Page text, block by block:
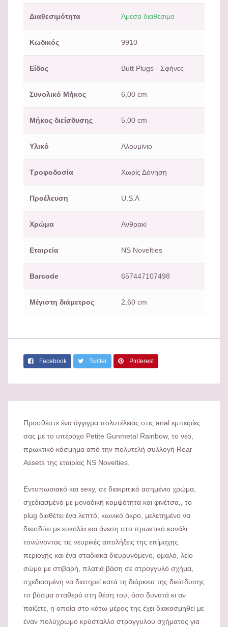
Διαθεσιμότητα Άμεσα διαθέσιμο
Κωδικός 9910
Είδος Butt Plugs - Σφήνες
Συνολικό Μήκος 6,00 cm
Μήκος διείσδυσης 5,00 cm
Υλικό Αλουμίνιο
Τροφοδοσία Χωρίς Δόνηση
Προέλευση U.S.A
Χρώμα Ανθρακί
Εταιρεία NS Novelties
Barcode 657447107498
Μέγιστη διάμετρος 2,60 cm
Facebook Twitter Pinterest
Προσθέστε ένα άγγιγμα πολυτέλειας στις anal εμπειρίες
σας με το υπέροχο Petite Gunmetal Rainbow, το νέο,
πρωκτικό κόσμημα από την πολυτελή συλλογή Rear
Assets της εταιρίας NS Novelties.
Εντυπωσιακό και sexy, σε διακριτικό ασημένιο χρώμα,
σχεδιασμένό με μοναδική κομψότητα και φινέτσα,, το
plug διαθέτει ένα λεπτό, κωνικό άκρο, μελετημένο να
διεισδύει με ευκολία και άνεση στο πρωκτικό κανάλι
τονώνοντας τις νευρικές απολήξεις της επίμαχης
περιοχής και ένα σταδιακά διευρυνόμενο, ομαλό, λείο
σώμα με στιβαρή, πλατιά βάση σε στρογγυλό σχήμα,
σχεδιασμένη να διατηρεί κατά τη διάρκεια της διείσδυσης
το βύσμα σταθερό στη θέση του, όσο δυνατά κι αν
παίζετε, η οποία στο κάτω μέρος της έχει διακοσμηθεί με
έναν πολύχρωμο κρύσταλλο στρογγυλού σχήματος για